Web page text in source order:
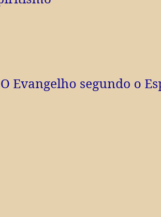
Evangelho segundo o